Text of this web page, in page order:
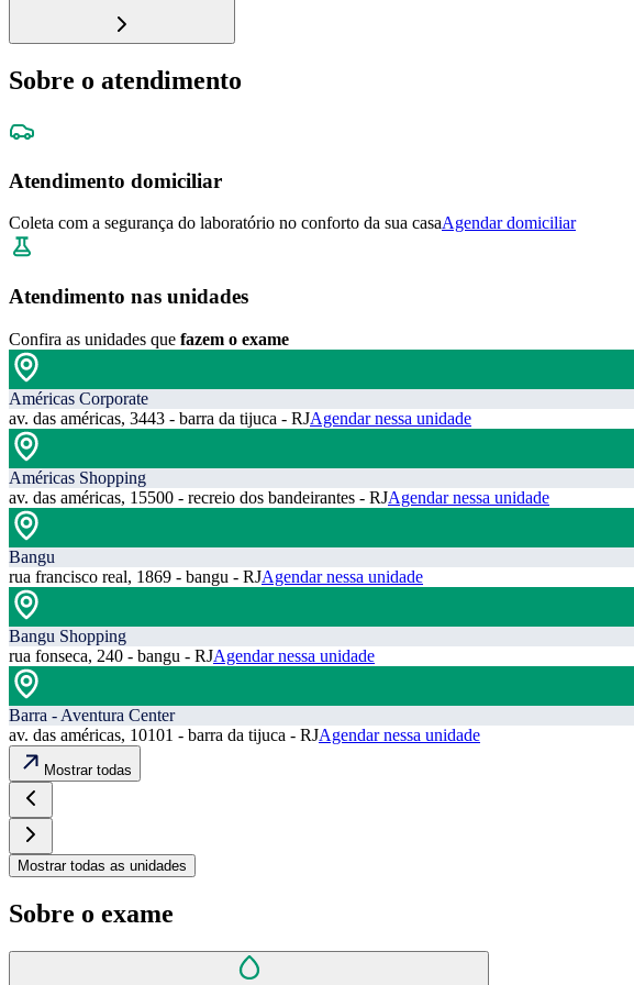
Sobre o atendimento
Atendimento domiciliar
Coleta com a segurança do laboratório no conforto da sua casaAgendar domiciliar
Atendimento nas unidades
Confira as unidades que fazem o exame
Américas Corporate
av. das américas, 3443 - barra da tijuca - RJAgendar nessa unidade
Américas Shopping
av. das américas, 15500 - recreio dos bandeirantes - RJAgendar nessa unidade
Bangu
rua francisco real, 1869 - bangu - RJAgendar nessa unidade
Bangu Shopping
rua fonseca, 240 - bangu - RJAgendar nessa unidade
Barra - Aventura Center
av. das américas, 10101 - barra da tijuca - RJAgendar nessa unidade
Mostrar todas
Mostrar todas as unidades
Sobre o exame